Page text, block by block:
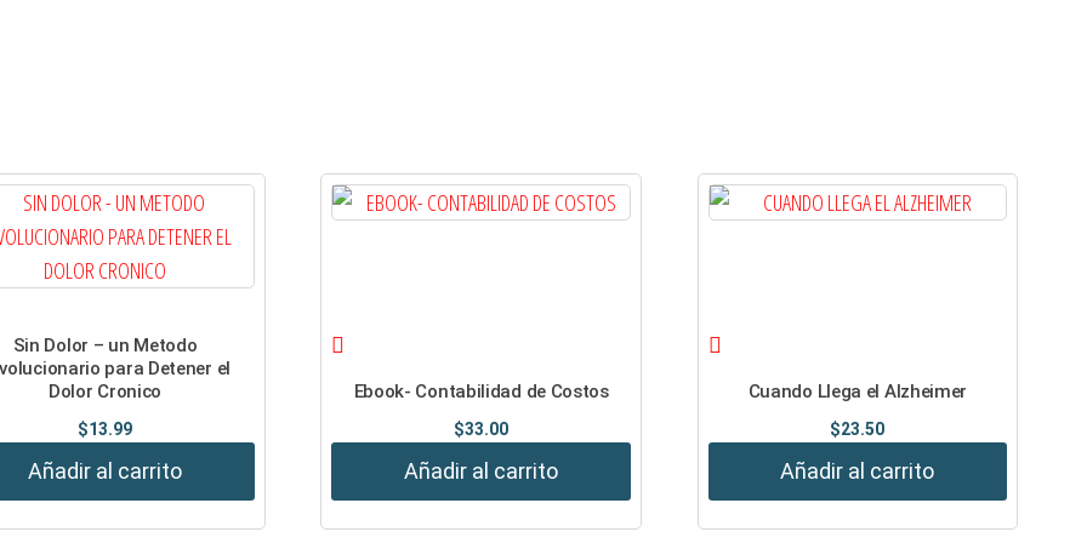
Sin Dolor – un Metodo
para Detener el
Dolor Cronico
$13.99
Añadir al carrito
Ebook- Contabilidad de Costos
$33.00
Añadir al carrito
Cuando Llega el Alzheimer
$23.50
Añadir al carrito